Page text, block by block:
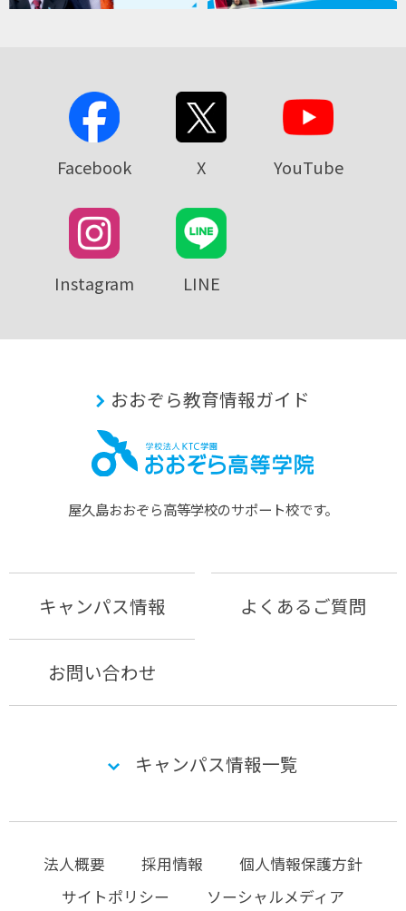
Facebook X YouTube
Instagram LINE
おおぞら教育情報ガイド
屋久島おおぞら⾼等学校のサポート校です。
キャンパス情報 よくあるご質問
お問い合わせ
キャンパス情報一覧
法人概要 採用情報
個人情報保護方針
サイトポリシー
ソーシャルメディア